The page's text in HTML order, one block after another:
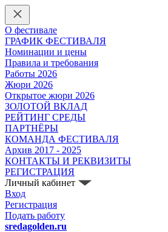
О фестивале
ГРАФИК ФЕСТИВАЛЯ
Номинации и цены
Правила и требования
Работы 2026
Жюри 2026
Открытое жюри 2026
ЗОЛОТОЙ ВКЛАД
РЕЙТИНГ СРЕДЫ
ПАРТНЁРЫ
КОМАНДА ФЕСТИВАЛЯ
Архив 2017 - 2025
КОНТАКТЫ И РЕКВИЗИТЫ
РЕГИСТРАЦИЯ
Личный кабинет
Вход
Регистрация
Подать работу
sredagolden.ru